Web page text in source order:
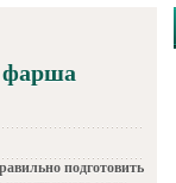
фарша
подготовить